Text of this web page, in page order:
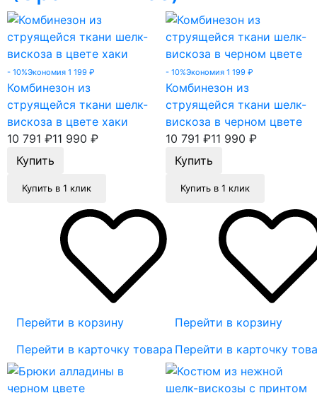
- 10%Экономия 1 199 ₽
Комбинезон из
струящейся ткани шелк-
вискоза в цвете хаки
10 791 ₽11 990 ₽
Купить в 1 клик
Перейти в корзину
Перейти в карточку товара
- 10%Экономия 1 199 ₽
Комбинезон из
струящейся ткани шелк-
вискоза в черном цвете
10 791 ₽11 990 ₽
Купить в 1 клик
Перейти в корзину
Перейти в карточку